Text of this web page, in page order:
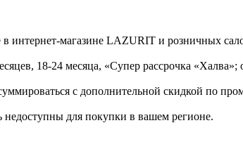
в интернет-магазине LAZURIT и розничных
18-24 месяца, «Супер рассрочка
с дополнительной скидкой по
для покупки в вашем регионе.